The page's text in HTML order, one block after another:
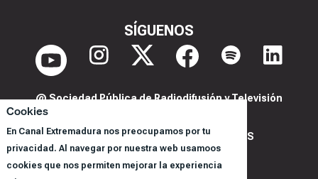
Cookies
En Canal Extremadura nos preocupamos por tu
privacidad. Al navegar por nuestra web usamoos
cookies que nos permiten mejorar la experiencia
SÍGUENOS
@ Sociedad Pública de Radiodifusión y Televisión
POLITICA DE PRIVACIDAD Y COOKIES